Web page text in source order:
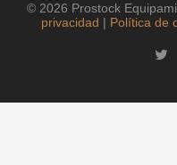
© 2026 Prostock
privacidad | Política de